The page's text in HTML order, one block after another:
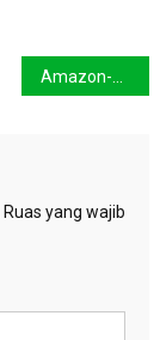
Amazon-Microsoft Danai Startup Energi Bersih Lewat Inisiatif Pusat Data
Ruas yang wajib